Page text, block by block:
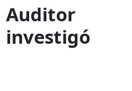
Auditor
investigó